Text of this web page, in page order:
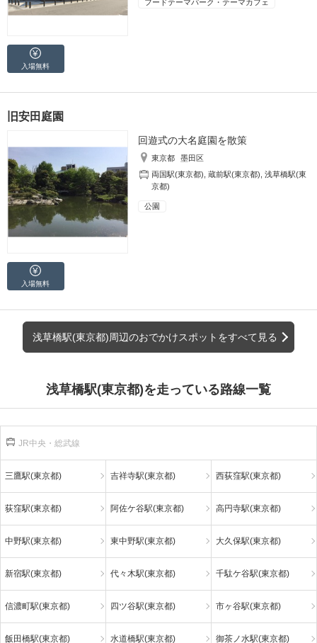
フードテーマパーク・テーマカフェ
入場無料
旧安田庭園
回遊式の大名庭園を散策
東京都
墨田区
両国駅(東京都) ,蔵前駅(東京都) ,浅草橋駅(東
京都)
公園
入場無料
浅草橋駅(東京都)周辺のおでかけスポットをすべて見る
浅草橋駅(東京都)を走っている路線一覧
JR中央・総武線
三鷹駅(東京都) 吉祥寺駅(東京都) 西荻窪駅(東京都)
荻窪駅(東京都) 阿佐ケ谷駅(東京都) 高円寺駅(東京都)
中野駅(東京都) 東中野駅(東京都) 大久保駅(東京都)
新宿駅(東京都) 代々木駅(東京都) 千駄ケ谷駅(東京都)
信濃町駅(東京都) 四ツ谷駅(東京都) 市ヶ谷駅(東京都)
飯田橋駅(東京都) 水道橋駅(東京都) 御茶ノ水駅(東京都)